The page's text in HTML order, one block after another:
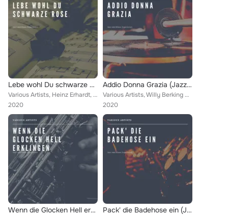
Lebe wohl Du schwarze Rose (Jazz and Blues Experience)
Various Artists, Heinz Erhardt, Gerhard Wendland, Maria Mucke, Friedel Hensch, Peter Alexander
2020
Addio Donna Grazia (Jazz and Blues Experience)
Various Artists, Willy Berking Orchester, Die Kilima Hawaians, Maria Mucke, Hula-Hawaiian-Quartet, Rene Carol, Maria Von Schmede...
2020
Wenn die Glocken Hell erklingen (Jazz and Blues Experience) Pack' die Badehose ein (Jazz and Blues Experience)